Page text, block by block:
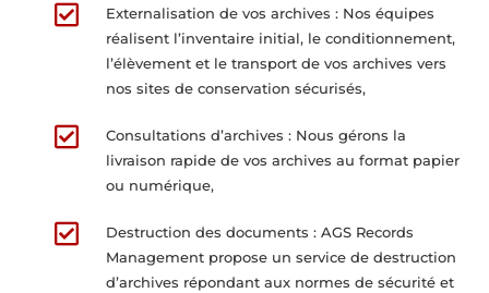

Externalisation de vos archives : Nos équipes
réalisent l’inventaire initial, le conditionnement,
l’élèvement et le transport de vos archives vers
nos sites de conservation sécurisés,

Consultations d’archives : Nous gérons la
livraison rapide de vos archives au format papier
ou numérique,

Destruction des documents : AGS Records
Management propose un service de destruction
d’archives répondant aux normes de sécurité et